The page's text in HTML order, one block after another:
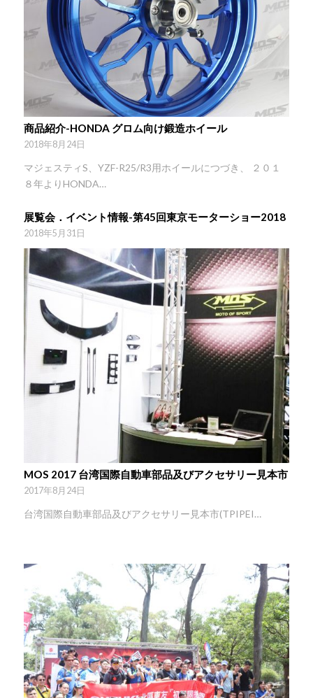
商品紹介-HONDA グロム向け鍛造ホイール
2018年8月24日
マジェスティS、YZF-R25/R3用ホイールにつづき、 ２０１
８年よりHONDA…
展覧会．イベント情報-第45回東京モーターショー2018
2018年5月31日
MOS 2017 台湾国際自動車部品及びアクセサリー見本市
2017年8月24日
台湾国際自動車部品及びアクセサリー見本市(TPIPEI…